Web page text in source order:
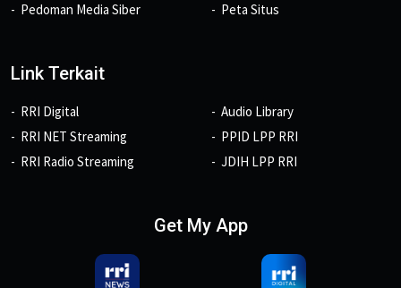
Pedoman Media Siber
Peta Situs
Link Terkait
RRI Digital
RRI NET Streaming
RRI Radio Streaming
Audio Library
PPID LPP RRI
JDIH LPP RRI
Get My App